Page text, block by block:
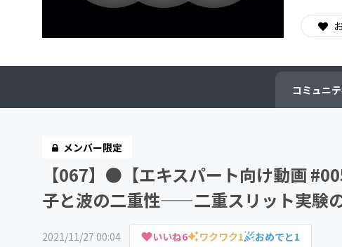
チャレンジ
コミュニテ
メンバー限定
【067】●【エキスパート向け動画
子と波の二重性——二重スリット実験の
2021/11/27 00:04 いいね6 ワクワク1 おめでと1